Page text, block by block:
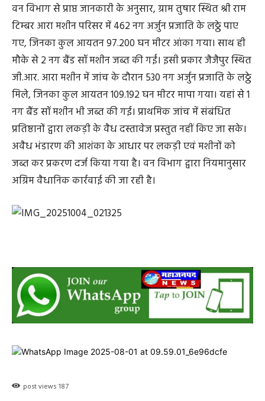
वन विभाग से प्राप्त जानकारी के अनुसार, ग्राम तुषार स्थित श्री राम
टिम्बर आरा मशीन परिसर में 462 नग अर्जुन प्रजाति के लठ्ठे पाए
गए, जिनका कुल आयतन 97.200 घन मीटर आंका गया। साथ ही
मौके से 2 नग बैंड सॉ मशीन जब्त की गईं। इसी प्रकार जैजैपुर स्थित
जी.आर. आरा मशीन में जांच के दौरान 530 नग अर्जुन प्रजाति के लठ्ठे
मिले, जिनका कुल आयतन 109.192 घन मीटर मापा गया। यहां से 1
नग बैंड सॉ मशीन भी जब्त की गई। प्राथमिक जांच में संबंधित
प्रतिष्ठानों द्वारा लकड़ी के वैध दस्तावेज प्रस्तुत नहीं किए जा सके।
अवैध भंडारण की आशंका के आधार पर लकड़ी एवं मशीनों को
जब्त कर प्रकरण दर्ज किया गया है। वन विभाग द्वारा नियमानुसार
अग्रिम वैधानिक कार्रवाई की जा रही है।
post views 187